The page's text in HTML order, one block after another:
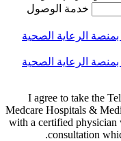
خدمة الوصول
الرعاية الصحية
الرعاية الصحية
I agree to take the
Medcare Hospitals &
with a certified physician
consultation